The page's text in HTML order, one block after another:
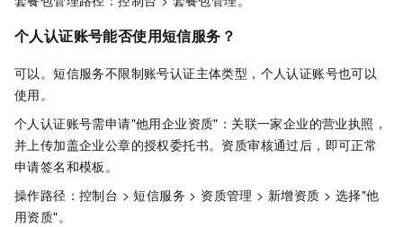
个人认证账号能否使用短信服务？
可以。短信服务不限制账号认证主体类型，个人认证账号也可以
使用。
个人认证账号需申请"他用企业资质"：关联一家企业的营业执照，
并上传加盖企业公章的授权委托书。资质审核通过后，即可正常
申请签名和模板。
操作路径：控制台 > 短信服务 > 资质管理 > 新增资质 > 选择"他
用资质"。